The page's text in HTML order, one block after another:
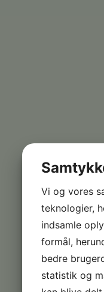
Vi og vores
teknologier,
indsamle
formål,
bedre
statistik og